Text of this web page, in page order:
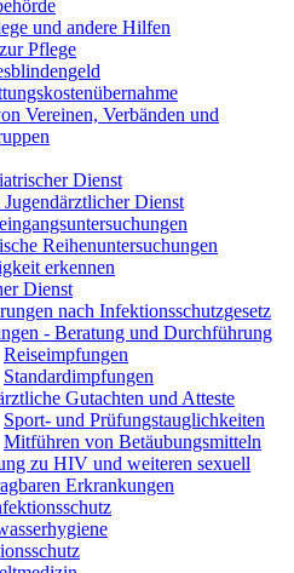
und andere Hilfen
Pflege
Vereinen, Verbänden und
Dienst
Dienst
Reihenuntersuchungen
erkennen
Dienst
nach Infektionsschutzgesetz
- Beratung und Durchführung
Reiseimpfungen
Standardimpfungen
Gutachten und Atteste
Sport- und Prüfungstauglichkeiten
Mitführen von Betäubungsmitteln
zu HIV und weiteren sexuell
Erkrankungen